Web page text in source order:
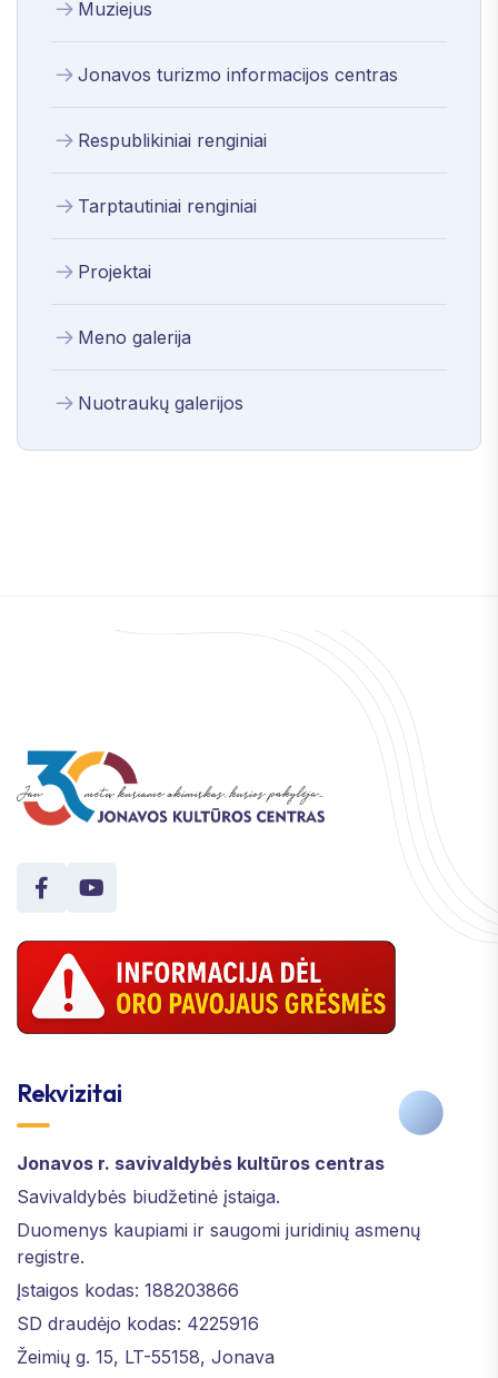
Muziejus
Jonavos turizmo informacijos centras
Respublikiniai renginiai
Tarptautiniai renginiai
Projektai
Meno galerija
Nuotraukų galerijos
Rekvizitai
Jonavos r. savivaldybės kultūros centras
Savivaldybės biudžetinė įstaiga.
Duomenys kaupiami ir saugomi juridinių asmenų
registre.
Įstaigos kodas: 188203866
SD draudėjo kodas: 4225916
Žeimių g. 15, LT-55158, Jonava